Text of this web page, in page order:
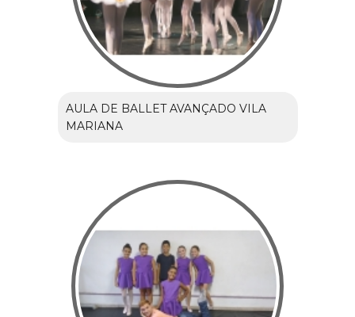
AULA DE BALLET AVANÇADO VILA
MARIANA